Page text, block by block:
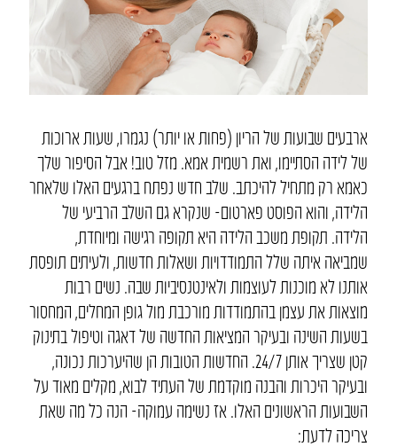
ארבעים שבועות של הריון (פחות או יותר) נגמרו, שעות ארוכות
של לידה הסתיימו, ואת רשמית אמא. מזל טוב! אבל הסיפור שלך
כאמא רק מתחיל להיכתב. שלב חדש נפתח ברגעים האלו שלאחר
הלידה, והוא הפוסט פארטום- שנקרא גם השלב הרביעי של
הלידה. תקופת משכב הלידה היא תקופה רגישה ומיוחדת,
שמביאה איתה שלל התמודדויות ושאלות חדשות, ולעיתים תופסת
אותנו לא מוכנות לעוצמות ולאינטנסיביות שבה. נשים רבות
מוצאות את עצמן בהתמודדות מורכבת מול גופן המחלים, המחסור
בשעות השינה ובעיקר המציאות החדשה של דאגה וטיפול בתינוק
קטן שצריך אותן 24/7. החדשות הטובות הן שהיערכות נכונה,
ובעיקר היכרות והבנה מוקדמת של העתיד לבוא, מקלים מאוד על
השבועות הראשונים האלו. אז נשימה עמוקה- הנה כל מה שאת
צריכה לדעת: